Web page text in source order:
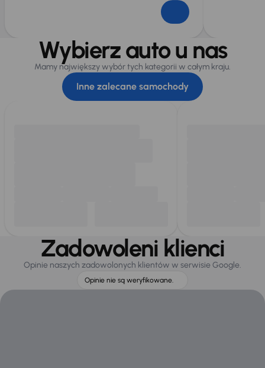
Wybierz auto u nas
Mamy największy wybór tych kategorii w całym kraju.
Inne zalecane samochody
Zadowoleni klienci
Opinie naszych zadowolonych klientów w serwisie Google.
Opinie nie są weryfikowane.